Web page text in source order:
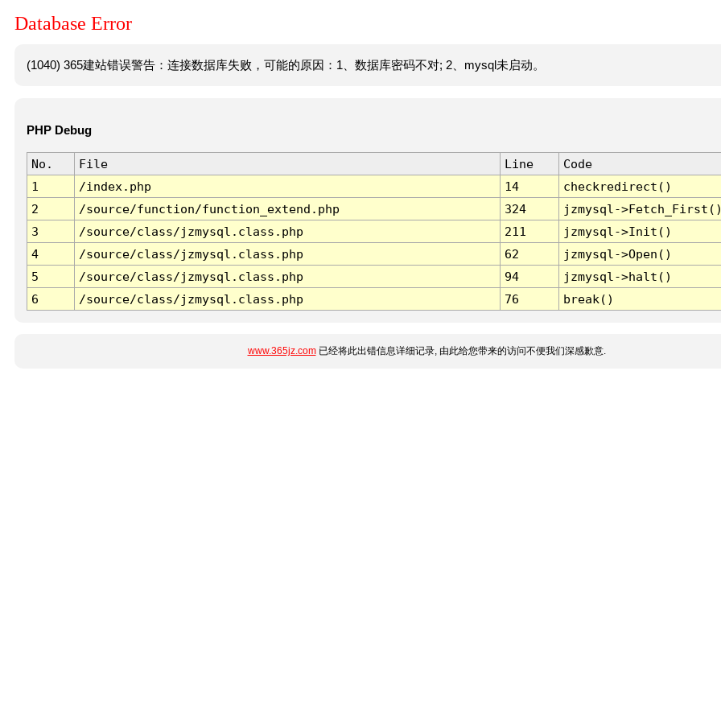
Database Error
(1040) 365建站错误警告：连接数据库失败，可能的原因：1、数据库密码不对; 2、mysql未启动。
PHP Debug
No. File Line
Code
1
/index.php 14
checkredirect()
2
/source/function/function_extend.php 324
jzmysql-
3
/source/class/jzmysql.class.php 211
jzmysql->Init()
4
/source/class/jzmysql.class.php 62
jzmysql->Open()
5
/source/class/jzmysql.class.php 94
jzmysql->halt()
6
/source/class/jzmysql.class.php 76 break()
www.365jz.com已经将此出错信息详细记录, 由此给您带来的访问不便我们深感歉意.